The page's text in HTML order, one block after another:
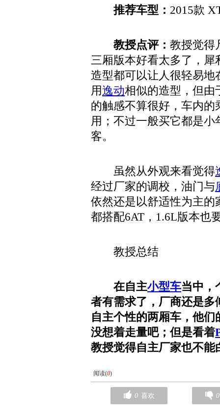
推荐车型： 2015款
教授点评： 教授觉得
三厢版本好看太多了，
造型都可以让人很轻易
用逸动相似的造型，但由
的触感不算很好，车内
用；不过一般买它都是
客。
虽然从外观来看觉得
经过厂家的调校，油门与
依然还是以舒适性为主的
都搭配6AT，1.6L版本也
教授总结
在自主小型车当中，
者有需求了，厂商还是
自主个性的两厢车，他
没想着走量吧；但是看着
教授觉得自主厂家也不
阅读(0)
0 喜欢 0